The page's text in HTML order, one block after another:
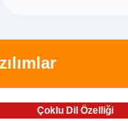
Çoklu Dil Özelliği